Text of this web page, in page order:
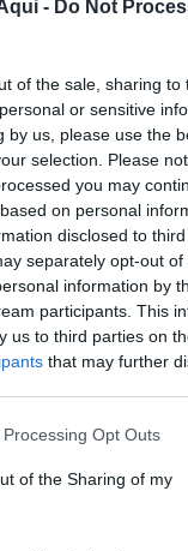
- Do Not
of the sale, sharing to
or sensitive
by us, please use the
selection. Please
you may
on personal
disclosed to
separately opt-out
information by
participants. This
us to third parties on
that may further
Opt Outs
of the Sharing of my
en un solo
como
clínica y
contará con una
seguimiento
hospital como
posibles